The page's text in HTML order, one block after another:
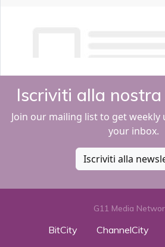
Iscriviti alla
Join our mailing list to get weekly
your inbox.
Iscriviti alla
G11 Media
BitCity ChannelCity